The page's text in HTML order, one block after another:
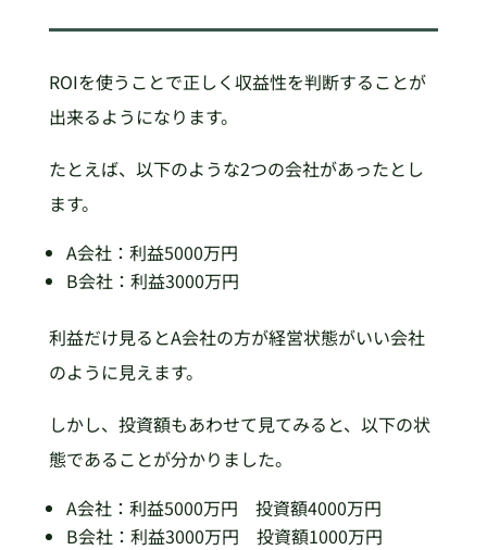
ROIを使うことで正しく収益性を判断することが
出来るようになります。
たとえば、以下のような2つの会社があったとし
ます。
A会社：利益5000万円
B会社：利益3000万円
利益だけ見るとA会社の方が経営状態がいい会社
のように見えます。
しかし、投資額もあわせて見てみると、以下の状
態であることが分かりました。
A会社：利益5000万円 投資額4000万円
B会社：利益3000万円 投資額1000万円